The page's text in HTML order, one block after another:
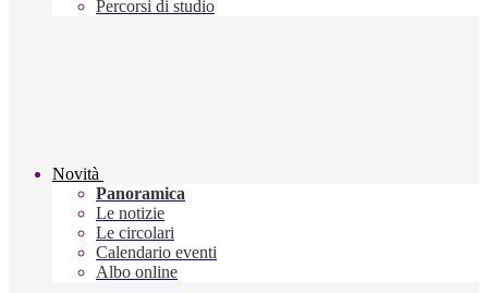
Percorsi di studio
Novità
Panoramica
Le notizie
Le circolari
Calendario eventi
Albo online